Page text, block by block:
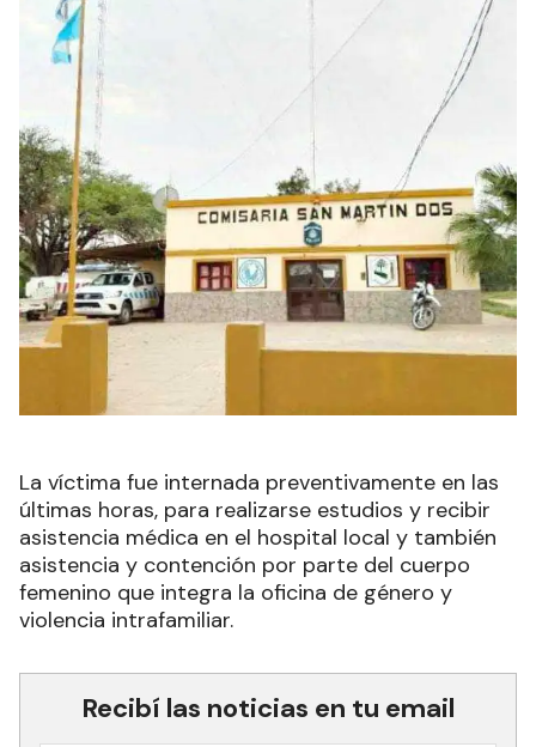
La víctima fue internada preventivamente en las
últimas horas, para realizarse estudios y recibir
asistencia médica en el hospital local y también
asistencia y contención por parte del cuerpo
femenino que integra la oficina de género y
violencia intrafamiliar.
Recibí las noticias en tu email